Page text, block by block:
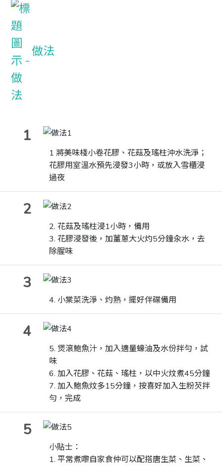
做法
1
1 將美味棧小卷花膠、花菇及瑤柱沖水洗淨；
花膠用室溫水預先浸發3小時，或放入雪櫃浸
過夜
2
2. 花菇及瑤柱浸1小時，備用
3. 花膠浸發後，加薑蔥大火灼5分鐘汆水，去
除腥味
3
4. 小棠菜洗淨、灼熟，擺好伴碟備用
4
5. 煲滾鮑魚汁，加入適量蠔油及水份拌勻，試
味
6. 加入花膠、花菇、瑤柱，以中火炆煮45分鐘
7. 加入鮑魚炆多15分鐘，按喜好加入生粉芡拌
勻，完成
5
小貼士：
1. 平常煮嚟自家食仲可以配搭唐生菜、生菜、